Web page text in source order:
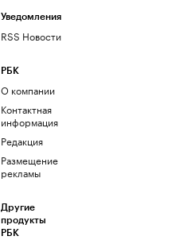
Уведомления
RSS Новости
РБК
О компании
Контактная
информация
Редакция
Размещение
рекламы
Другие
продукты
РБК